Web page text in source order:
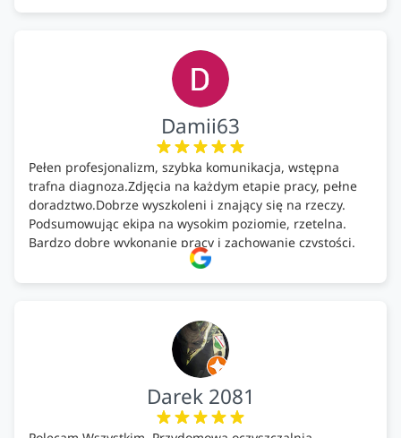
Damii63
Pełen profesjonalizm, szybka komunikacja, wstępna
trafna diagnoza.Zdjęcia na każdym etapie pracy, pełne
doradztwo.Dobrze wyszkoleni i znający się na rzeczy.
Podsumowując ekipa na wysokim poziomie, rzetelna.
Bardzo dobre wykonanie pracy i zachowanie czystości.
Darek 2081